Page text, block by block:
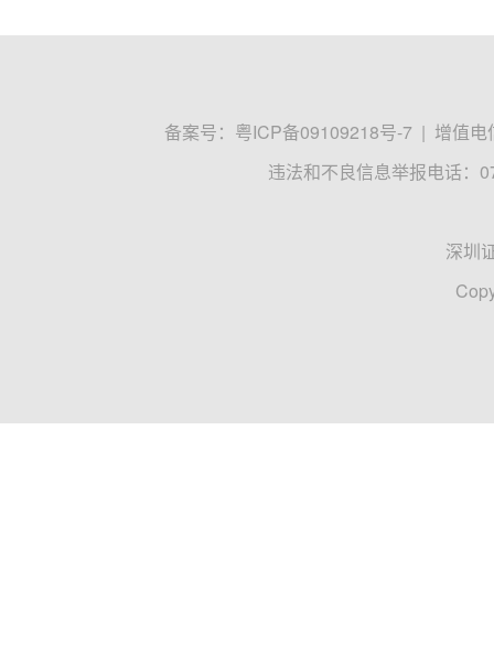
备案号： 粤ICP备09109218号-7 | 增值电
违法和不良信息举报电话：
深圳